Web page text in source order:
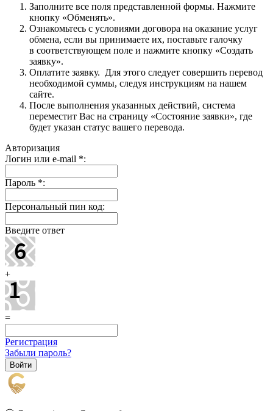
Заполните все поля представленной формы. Нажмите
кнопку «Обменять».
Ознакомьтесь с условиями договора на оказание услуг
обмена, если вы принимаете их, поставьте галочку
в соответствующем поле и нажмите кнопку «Создать
заявку».
Оплатите заявку. Для этого следует совершить перевод
необходимой суммы, следуя инструкциям на нашем
сайте.
После выполнения указанных действий, система
переместит Вас на страницу «Состояние заявки», где
будет указан статус вашего перевода.
Авторизация
Логин или e-mail *:
Пароль *:
Персональный пин код:
Введите ответ
+
=
Регистрация
Забыли пароль?